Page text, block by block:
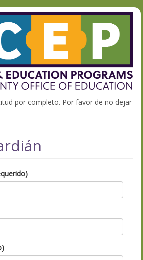
por completo. Por favor de no dejar